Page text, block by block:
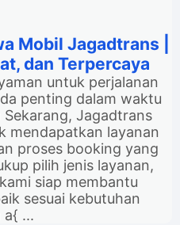
Mobil Jagadtrans |
dan Terpercaya
untuk perjalanan
penting dalam waktu
Sekarang, Jagadtrans
mendapatkan layanan
proses booking yang
pilih jenis layanan,
siap membantu
sesuai kebutuhan
a{ ...